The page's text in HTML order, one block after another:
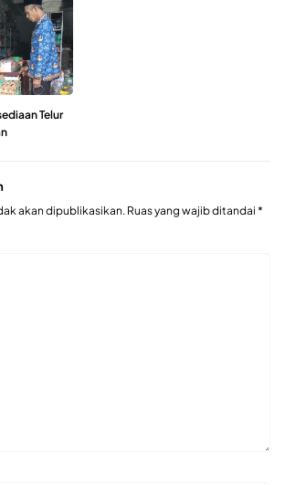
Telur
akan dipublikasikan. Ruas yang wajib ditandai *